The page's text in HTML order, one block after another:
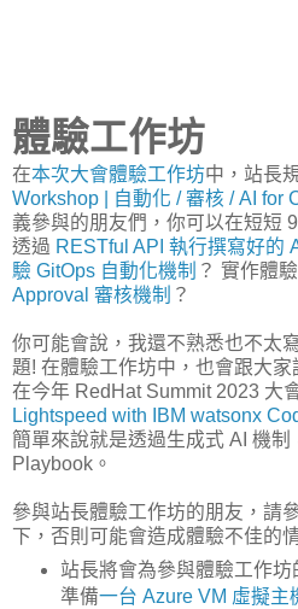
體驗工作坊
在本次大會體驗工作坊中，站長
Workshop | 自動化 / 審核 / AI for
義參與的朋友們，你可以在短短
透過 RESTful API 執行撰寫好的
驗 GitOps 自動化機制 ？ 實作體驗
Approval 審核機制 ？
你可能會說，我還不熟悉也不太
題! 在體驗工作坊中，也會跟大
在今年 RedHat Summit 2023 大
Lightspeed with IBM watsonx
簡單來說就是透過生成式 AI 機
Playbook。
參與站長體驗工作坊的朋友，請
下，否則可能會造成體驗不佳的
站長將會為參與體驗工作
準備一台 Azure VM 虛擬主